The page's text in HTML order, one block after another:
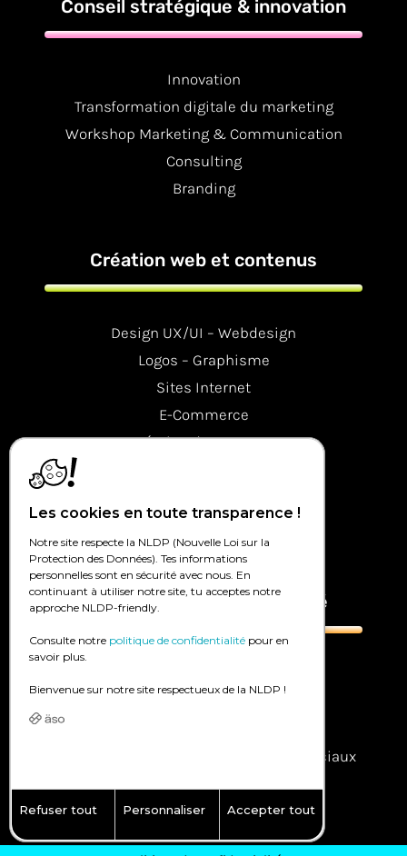
Les cookies en toute transparence !
Notre site respecte la NLDP (Nouvelle Loi sur la
Protection des Données). Tes informations
personnelles sont en sécurité avec nous. En
continuant à utiliser notre site, tu acceptes notre
approche NLDP-friendly.
Consulte notre politique de confidentialité pour en
savoir plus.
Bienvenue sur notre site respectueux de la NLDP !
Refuser tout Personnaliser Accepter tout
Conseil stratégique & innovation
Innovation
Transformation digitale du marketing
Workshop Marketing & Communication
Consulting
Branding
Création web et contenus
Design UX/UI – Webdesign
Logos – Graphisme
Sites Internet
E-Commerce
Création de contenus
Création de sites Internet à Genève
Création de sites Internet à Lausanne
Agence digitale en Valais
Marketing digital et publicité
Community management – réseaux sociaux